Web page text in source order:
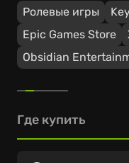
Ролевые игры
Epic Games Store
Obsidian
Где купить